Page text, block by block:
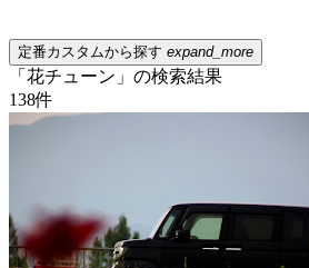
定番カスタムから探す expand_more
「花チューン」の検索結果
138件